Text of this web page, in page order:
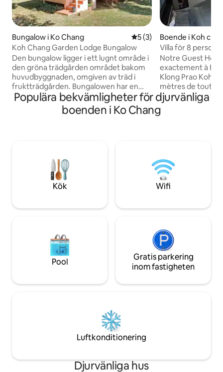
Bungalow i Ko Chang 5 av 5 i genomsnittligt
5 (3)
Koh Chang Garden Lodge Bungalow
Den bungalow ligger i ett lugnt område i
den gröna trädgården området bakom
huvudbyggnaden, omgiven av träd i
fruktträdgården. Bungalowen har en
privat terrass, ett sovrum, ett separat
kök och ett badrum och är ca. 55 kvm
stor På Garden Lodge hittar du en gratis
minimarknader och uttagsautomater.
Boendet är mycket lämpligt för en
längre vistelse.
Boende i Koh
Villa för 8
350 m till stranden
Notre Guest
exactement à Ban
Klong Prao Koh
mètres de toutes
la plage Pilot sur
chang et proche
Bae (800m).
disposition ! Bar
working,
Populära bekvämligheter för djurvänliga
boenden i Ko Chang
Kök Wifi
Pool
Gratis parkering
inom fastigheten
Luftkonditionering
Djurvänliga hus